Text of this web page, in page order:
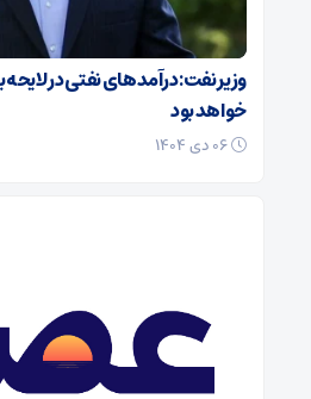
وزیر نفت: درآمدهای نفتی در
خواهد بود